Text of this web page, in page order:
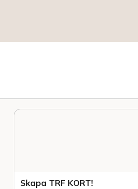
Skapa TRF KORT!